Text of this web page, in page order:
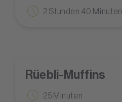
2 Stunden 40 Minuten
Rüebli-Muffins
25 Minuten